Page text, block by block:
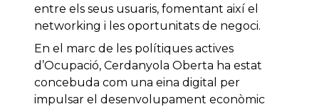
entre els seus usuaris, fomentant així el
networking i les oportunitats de negoci.
En el marc de les polítiques actives
d’Ocupació, Cerdanyola Oberta ha estat
concebuda com una eina digital per
impulsar el desenvolupament econòmic